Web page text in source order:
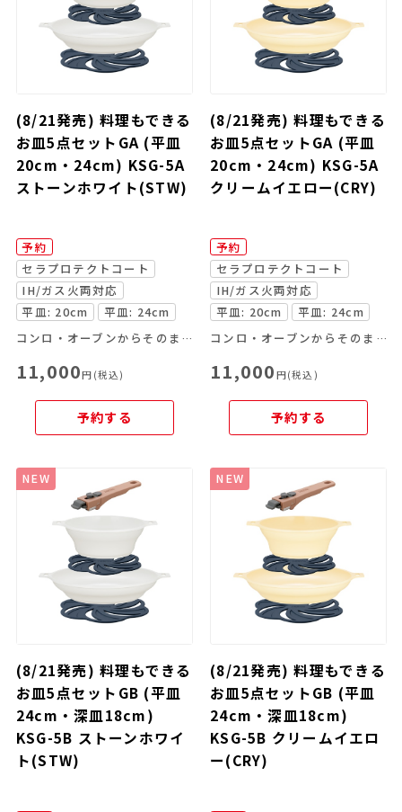
(8/21発売) 料理もできる
お皿5点セットGA (平皿
20cm・24cm) KSG-5A
ストーンホワイト(STW)
予約
セラプロテクトコート
IH/ガス火両対応
平皿: 20cm
平皿: 24cm
コンロ・オーブンからそのまま食卓へ
11,000円(税込)
予約する
(8/21発売) 料理もできる
お皿5点セットGA (平皿
20cm・24cm) KSG-5A
クリームイエロー(CRY)
予約
セラプロテクトコート
IH/ガス火両対応
平皿: 20cm
平皿: 24cm
コンロ・オーブンからそのまま食卓へ
11,000 円(税込)
予約する
NEW
(8/21発売) 料理もできる
お皿5点セットGB (平皿
24cm・深皿18cm)
KSG-5B ストーンホワイ
ト(STW)
NEW
(8/21発売) 料理もできる
お皿5点セットGB (平皿
24cm・深皿18cm)
KSG-5B クリームイエロ
ー(CRY)